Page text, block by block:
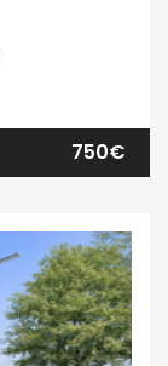
750€